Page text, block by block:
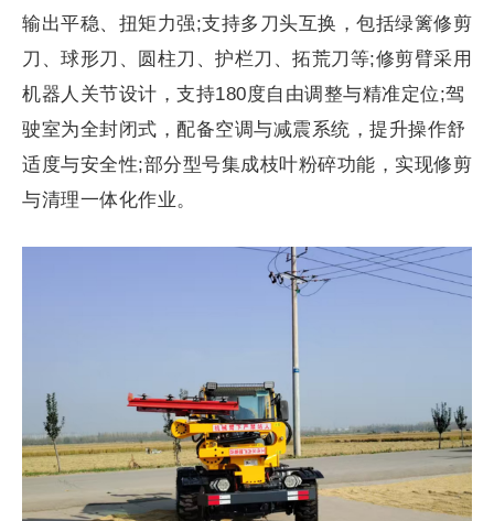
输出平稳、扭矩力强;支持多刀头互换，包括绿篱修剪
刀、球形刀、圆柱刀、护栏刀、拓荒刀等;修剪臂采用
机器人关节设计，支持180度自由调整与精准定位;驾
驶室为全封闭式，配备空调与减震系统，提升操作舒
适度与安全性;部分型号集成枝叶粉碎功能，实现修剪
与清理一体化作业。